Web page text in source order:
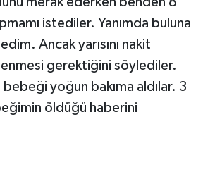
istediler. Yanımda buluna
Ancak yarısını nakit
gerektiğini söylediler.
yoğun bakıma aldılar. 3
öldüğü haberini